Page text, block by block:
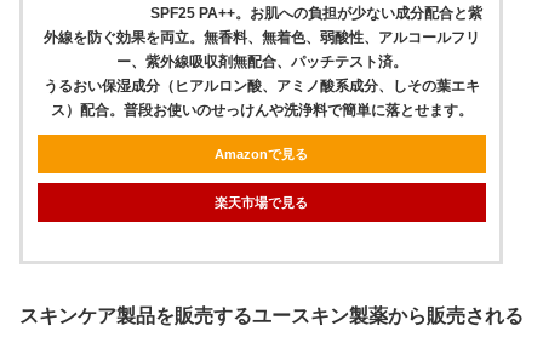
SPF25 PA++。お肌への負担が少ない成分配合と紫
外線を防ぐ効果を両立。無香料、無着色、弱酸性、アルコールフリ
ー、紫外線吸収剤無配合、パッチテスト済。
うるおい保湿成分（ヒアルロン酸、アミノ酸系成分、しその葉エキ
ス）配合。普段お使いのせっけんや洗浄料で簡単に落とせます。
Amazonで見る
楽天市場で見る
スキンケア製品を販売するユースキン製薬から販売される